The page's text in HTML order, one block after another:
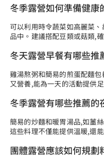
冬季露營如何準備健康
可以利用時令蔬菜如高麗菜
品中。建議搭配豆類或菇類,
冬天露營早餐有哪些推
雞湯熬粥和簡易的煎蛋配麵
又營養,能為一天的活動提供
冬季露營有哪些推薦的
簡易的炒麵和暖胃湯品,如薑
這些料理不僅能提供溫暖,還
團體露營應該如何規劃